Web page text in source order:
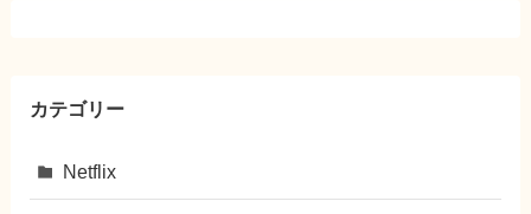
カテゴリー
Netflix